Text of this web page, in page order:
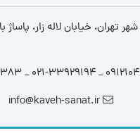
تهران، خیابان لاله زار،
09121040312 _ 021-
info@kaveh-sanat.ir